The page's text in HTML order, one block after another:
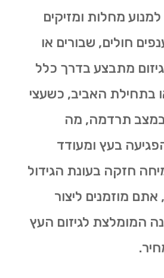
למנוע מחלות ומזיקים
חולים, שבורים או
מתבצע בדרך כלל
בתחילת האביב, כשעצי
במצב תרדמה, מה
בעץ ומעודד
חזקה בעונת הגידול
מוזמנים ליצור
המומלצת לגיזום העץ